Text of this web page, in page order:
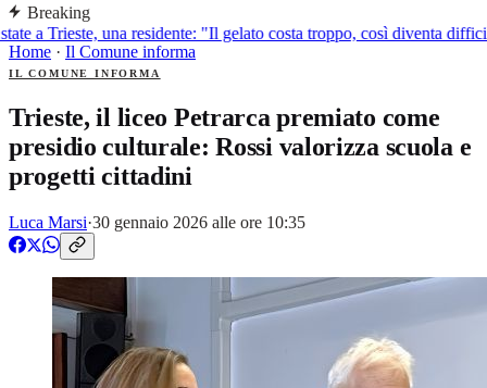
Breaking
a Trieste, una residente: "Il gelato costa troppo, così diventa
Home · Il Comune informa
IL COMUNE INFORMA
Trieste, il liceo Petrarca premiato come
presidio culturale: Rossi valorizza scuola e
progetti cittadini
Luca Marsi·30 gennaio 2026 alle ore 10:35